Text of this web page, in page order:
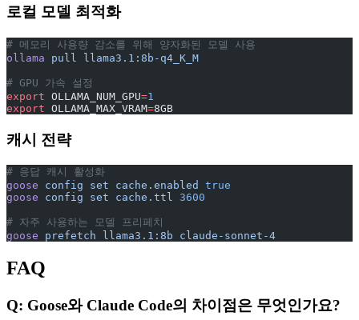
로컬 모델 최적화
# 메모리 사용량 감소를 위해 양자화된 모델 사용
ollama pull llama3.1:8b-q4_K_M
# GPU 가속 설정
export OLLAMA_NUM_GPU=1
export OLLAMA_MAX_VRAM=8GB
캐시 전략
# 응답 캐시 활성화
goose config set cache.enabled
true
goose config set cache.ttl 3600
# 자주 사용하는 모델 프리페치
goose prefetch llama3.1:8b claude-sonnet-4
FAQ
Q: Goose와 Claude Code의 차이점은 무엇인가요?